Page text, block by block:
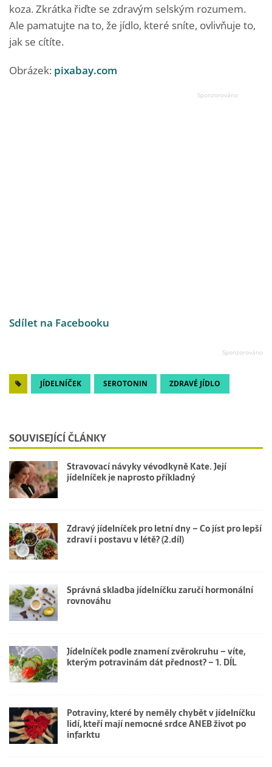
koza. Zkrátka řiďte se zdravým selským rozumem.
Ale pamatujte na to, že jídlo, které sníte, ovlivňuje to,
jak se cítíte.
Obrázek: pixabay.com
Sdílet na Facebooku
JÍDELNÍČEK SEROTONIN ZDRAVÉ JÍDLO
SOUVISEJÍCÍ ČLÁNKY
Stravovací návyky vévodkyně Kate. Její
jídelníček je naprosto příkladný
Zdravý jídelníček pro letní dny – Co jíst pro lepší
zdraví i postavu v létě? (2.díl)
Správná skladba jídelníčku zaručí hormonální
rovnováhu
Jídelníček podle znamení zvěrokruhu – víte,
kterým potravinám dát přednost? – 1. DÍL
Potraviny, které by neměly chybět v jídelníčku
lidí, kteří mají nemocné srdce ANEB život po
infarktu